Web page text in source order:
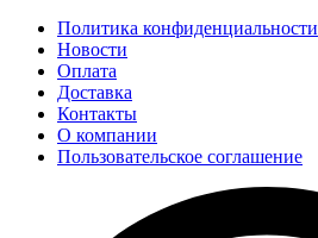
Политика конфиденциальности
Новости
Оплата
Доставка
Контакты
О компании
Пользовательское соглашение